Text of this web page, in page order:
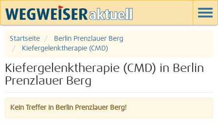
Startseite
Berlin Prenzlauer Berg
Kiefergelenktherapie (CMD)
Kiefergelenktherapie (CMD) in Berlin
Prenzlauer Berg
Kein Treffer in Berlin Prenzlauer Berg!